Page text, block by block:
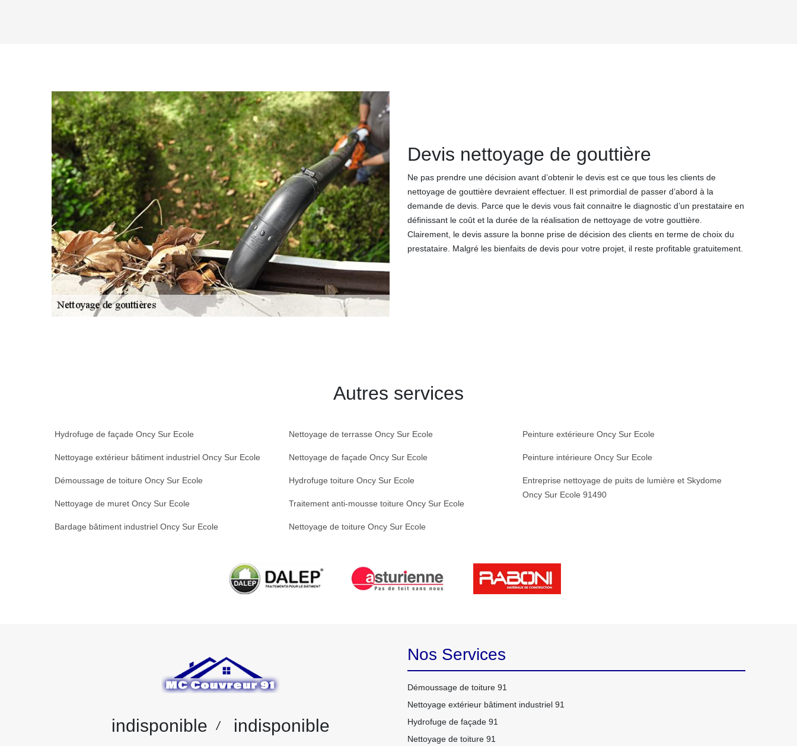
Devis nettoyage de gouttière
Ne pas prendre une décision avant d’obtenir le devis est ce que tous les clients de
nettoyage de gouttière devraient effectuer. Il est primordial de passer d’abord à la
demande de devis. Parce que le devis vous fait connaitre le diagnostic d’un prestataire en
définissant le coût et la durée de la réalisation de nettoyage de votre gouttière.
Clairement, le devis assure la bonne prise de décision des clients en terme de choix du
prestataire. Malgré les bienfaits de devis pour votre projet, il reste profitable gratuitement.
Autres services
Hydrofuge de façade Oncy Sur Ecole
Nettoyage extérieur bâtiment industriel Oncy Sur Ecole
Démoussage de toiture Oncy Sur Ecole
Nettoyage de muret Oncy Sur Ecole
Bardage bâtiment industriel Oncy Sur Ecole
Nettoyage de terrasse Oncy Sur Ecole
Nettoyage de façade Oncy Sur Ecole
Hydrofuge toiture Oncy Sur Ecole
Traitement anti-mousse toiture Oncy Sur Ecole
Nettoyage de toiture Oncy Sur Ecole
Peinture extérieure Oncy Sur Ecole
Peinture intérieure Oncy Sur Ecole
Entreprise nettoyage de puits de lumière et Skydome
Oncy Sur Ecole 91490
indisponible / indisponible
Nos Services
Démoussage de toiture 91
Nettoyage extérieur bâtiment industriel 91
Hydrofuge de façade 91
Nettoyage de toiture 91